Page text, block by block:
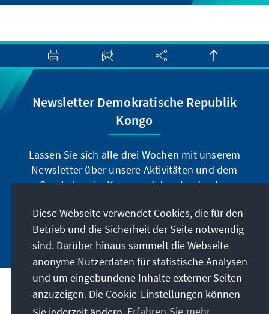
Newsletter Demokratische Republik
Kongo
Lassen Sie sich alle drei Wochen mit unserem
Newsletter über unsere Aktivitäten und dem
Geschehen im Kongo auf dem Laufenden
Jetzt abonnieren
Anschrift
Diese Webseite verwendet Cookies, die für den
Betrieb und die Sicherheit der Seite notwendig
sind. Darüber hinaus sammelt die Webseite
anonyme Nutzerdaten für statistische Analysen
und um eingebundene Inhalte externer Seiten
anzuzeigen. Die Cookie-Einstellungen können